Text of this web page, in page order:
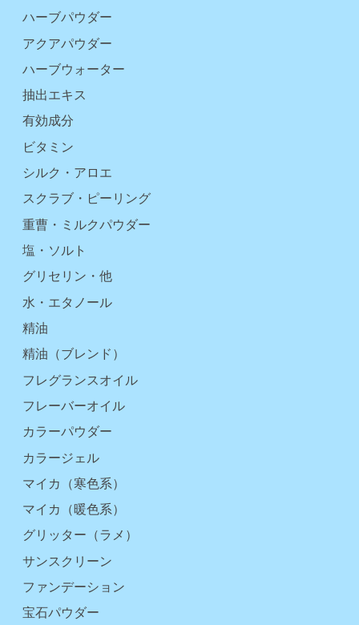
ハーブパウダー
アクアパウダー
ハーブウォーター
抽出エキス
有効成分
ビタミン
シルク・アロエ
スクラブ・ピーリング
重曹・ミルクパウダー
塩・ソルト
グリセリン・他
水・エタノール
精油
精油（ブレンド）
フレグランスオイル
フレーバーオイル
カラーパウダー
カラージェル
マイカ（寒色系）
マイカ（暖色系）
グリッター（ラメ）
サンスクリーン
ファンデーション
宝石パウダー